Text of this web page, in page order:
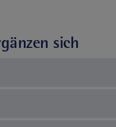
sich